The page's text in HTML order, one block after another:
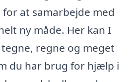
at samarbejde med
ny måde. Her kan I
regne og meget
du har brug for hjælp i